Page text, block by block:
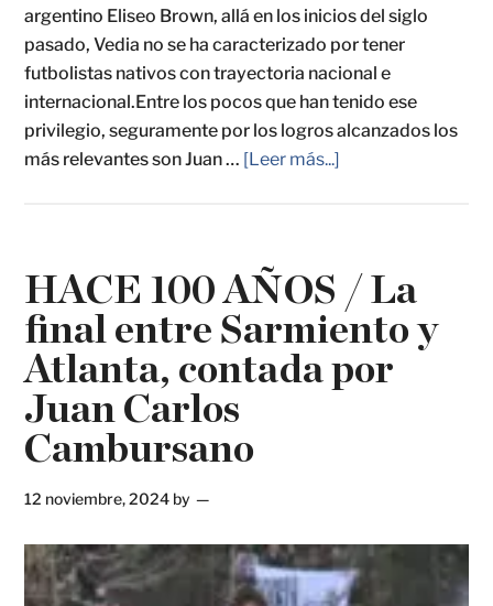
argentino Eliseo Brown, allá en los inicios del siglo
pasado, Vedia no se ha caracterizado por tener
futbolistas nativos con trayectoria nacional e
internacional.Entre los pocos que han tenido ese
privilegio, seguramente por los logros alcanzados los
más relevantes son Juan … [Leer más...]
HACE 100 AÑOS / La
final entre Sarmiento y
Atlanta, contada por
Juan Carlos
Cambursano
12 noviembre, 2024 by